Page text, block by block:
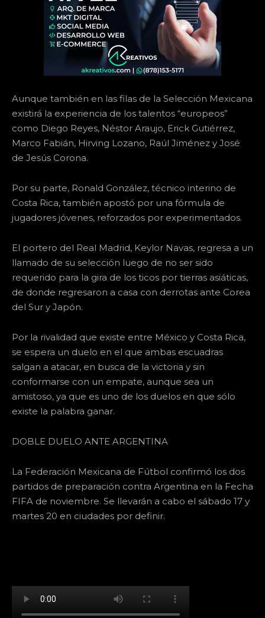
Aunque también en las filas de la Selección Mexicana
existirá la experiencia de los talentos “europeos”
como Diego Reyes, Néstor Araujo, Erick Gutiérrez,
Marco Fabián, Hirving Lozano, Raúl Jiménez y José
de Jesús Corona.
Por su parte, Ronald González, técnico interino de
Costa Rica, también apostó por una fórmula de
jugadores jóvenes, reforzados por experimentados.
El portero del Real Madrid, Keylor Navas, regresa a un
llamado de su selección luego de no ser sido
requerido para la gira de los ticos por tierras asiáticas,
de donde regresaron a casa con derrotas ante Corea
del Sur y Japón.
Por la rivalidad que existe entre México y Costa Rica,
se espera un duelo en el que ambas escuadras
salgan a atacar, en busca de la victoria y sin
conformarse con un empate, aunque sea un
amistoso, ya que es uno de los duelos en que sólo
existe la palabra ganar.
DOBLE DUELO ANTE ARGENTINA
La Federación Mexicana de Fútbol confirmó los dos
partidos de preparación contra Argentina en la Fecha
FIFA de noviembre. Se llevarán a cabo el sábado 17 y
martes 20 en ciudades por definir.